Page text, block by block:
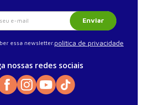
Enviar
essa newsletter. política de privacidade
nossas redes sociais